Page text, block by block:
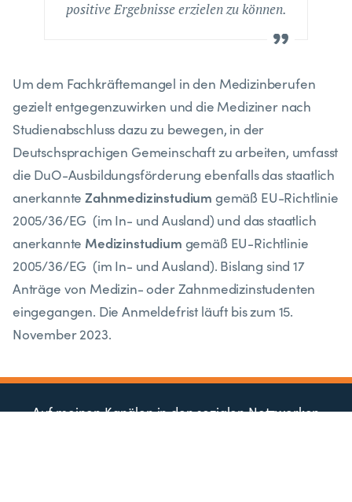
positive Ergebnisse erzielen zu können.
Um dem Fachkräftemangel in den Medizinberufen
gezielt entgegenzuwirken und die Mediziner nach
Studienabschluss dazu zu bewegen, in der
Deutschsprachigen Gemeinschaft zu arbeiten, umfasst
die DuO-Ausbildungsförderung ebenfalls das staatlich
anerkannteZahnmedizinstudium gemäß EU-Richtlinie
2005/36/EG (im In- und Ausland) und das staatlich
anerkannte Medizinstudium gemäß EU-Richtlinie
2005/36/EG (im In- und Ausland). Bislang sind 17
Anträge von Medizin- oder Zahnmedizinstudenten
eingegangen. Die Anmeldefrist läuft bis zum 15.
November 2023.
Auf meinen Kanälen in den sozialen Netzwerken